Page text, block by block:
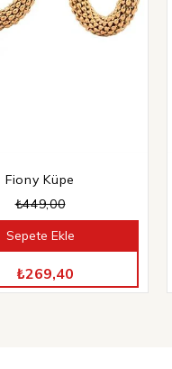
Fiony Küpe
₺449,00
Sepete Ekle
₺269,40